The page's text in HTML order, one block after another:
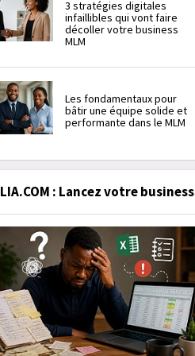
3 stratégies digitales
infaillibles qui vont faire
décoller votre business
MLM
Les fondamentaux pour
bâtir une équipe solide et
performante dans le MLM
: Lancez votre business